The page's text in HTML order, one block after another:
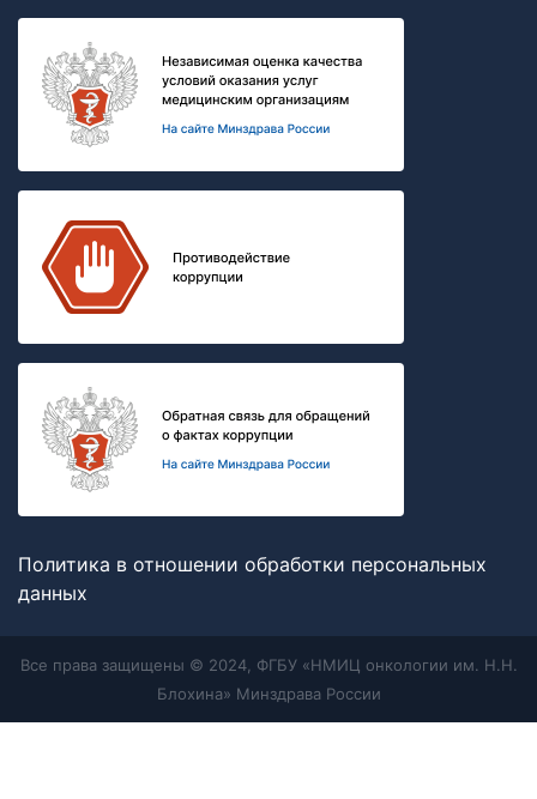
Политика в отношении обработки персональных
данных
Все права защищены © 2024, ФГБУ «НМИЦ онкологии им. Н.Н.
Блохина» Минздрава России